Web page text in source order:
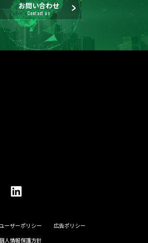
お問い合わせ
Contact us
ーザーポリシー
広告ポリシー
人情報保護方針